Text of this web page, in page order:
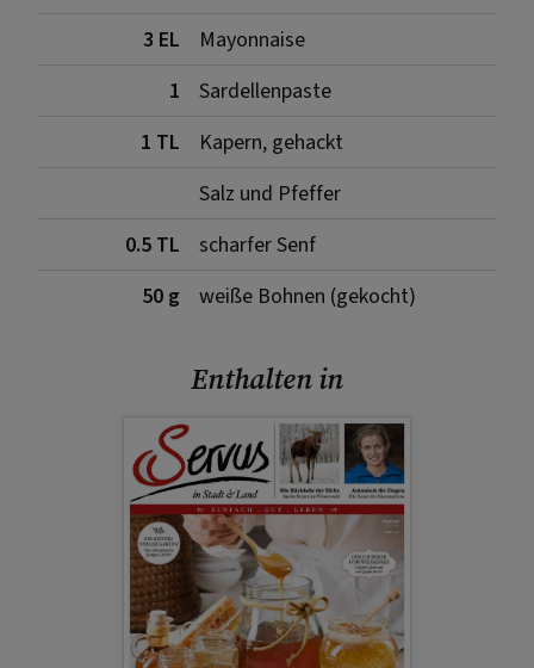
3 EL
Mayonnaise
1
Sardellenpaste
1 TL
Kapern, gehackt
Salz und Pfeffer
0.5 TL
scharfer Senf
50 g
weiße Bohnen (gekocht)
Enthalten in